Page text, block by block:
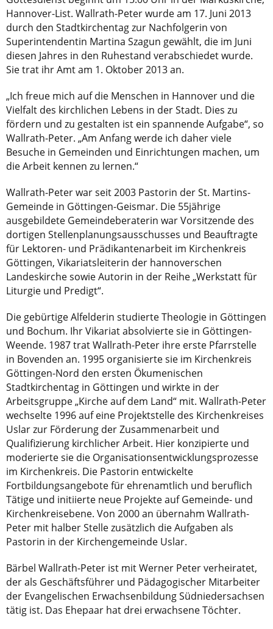
Hannover-List. Wallrath-Peter wurde am 17. Juni 2013
durch den Stadtkirchentag zur Nachfolgerin von
Superintendentin Martina Szagun gewählt, die im Juni
diesen Jahres in den Ruhestand verabschiedet wurde.
Sie trat ihr Amt am 1. Oktober 2013 an.
„Ich freue mich auf die Menschen in Hannover und die
Vielfalt des kirchlichen Lebens in der Stadt. Dies zu
fördern und zu gestalten ist ein spannende Aufgabe“, so
Wallrath-Peter. „Am Anfang werde ich daher viele
Besuche in Gemeinden und Einrichtungen machen, um
die Arbeit kennen zu lernen.“
Wallrath-Peter war seit 2003 Pastorin der St. Martins-
Gemeinde in Göttingen-Geismar. Die 55jährige
ausgebildete Gemeindeberaterin war Vorsitzende des
dortigen Stellenplanungsausschusses und Beauftragte
für Lektoren- und Prädikantenarbeit im Kirchenkreis
Göttingen, Vikariatsleiterin der hannoverschen
Landeskirche sowie Autorin in der Reihe „Werkstatt für
Liturgie und Predigt“.
Die gebürtige Alfelderin studierte Theologie in Göttingen
und Bochum. Ihr Vikariat absolvierte sie in Göttingen-
Weende. 1987 trat Wallrath-Peter ihre erste Pfarrstelle
in Bovenden an. 1995 organisierte sie im Kirchenkreis
Göttingen-Nord den ersten Ökumenischen
Stadtkirchentag in Göttingen und wirkte in der
Arbeitsgruppe „Kirche auf dem Land“ mit. Wallrath-Peter
wechselte 1996 auf eine Projektstelle des Kirchenkreises
Uslar zur Förderung der Zusammenarbeit und
Qualifizierung kirchlicher Arbeit. Hier konzipierte und
moderierte sie die Organisationsentwicklungsprozesse
im Kirchenkreis. Die Pastorin entwickelte
Fortbildungsangebote für ehrenamtlich und beruflich
Tätige und initiierte neue Projekte auf Gemeinde- und
Kirchenkreisebene. Von 2000 an übernahm Wallrath-
Peter mit halber Stelle zusätzlich die Aufgaben als
Pastorin in der Kirchengemeinde Uslar.
Bärbel Wallrath-Peter ist mit Werner Peter verheiratet,
der als Geschäftsführer und Pädagogischer Mitarbeiter
der Evangelischen Erwachsenbildung Südniedersachsen
tätig ist. Das Ehepaar hat drei erwachsene Töchter.